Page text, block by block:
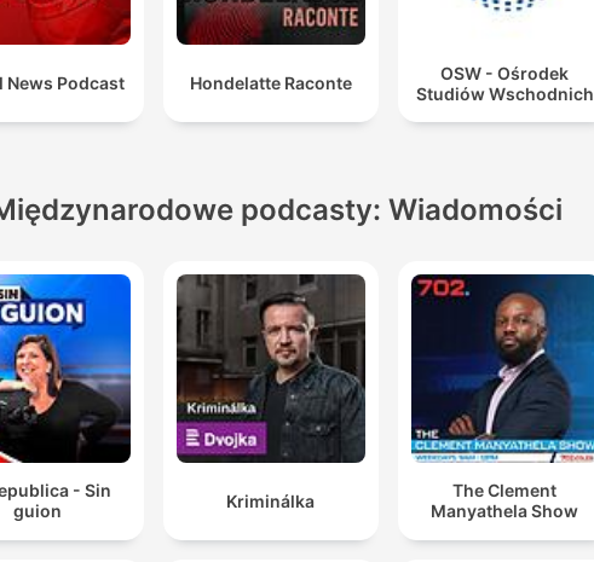
News Podcast Hondelatte Raconte
OSW - Ośrodek
Studiów Wschodnich
podcasty: Wiadomości
- Sin
guion
Kriminálka
The Clement
Manyathela Show